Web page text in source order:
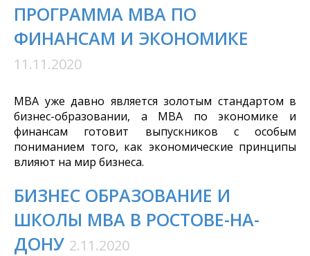
ПРОГРАММА МВА ПО
ФИНАНСАМ И ЭКОНОМИКЕ
11.11.2020
МBA уже давно является золотым стандартом в
бизнес-образовании, а MBA по экономике и
финансам готовит выпускников с особым
пониманием того, как экономические принципы
влияют на мир бизнеса.
БИЗНЕС ОБРАЗОВАНИЕ И
ШКОЛЫ MBA В РОСТОВЕ-НА-
ДОНУ 2.11.2020